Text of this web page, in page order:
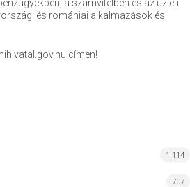
a számvitelben és az üzleti
és romániai alkalmazások és
címen!
1 114
707